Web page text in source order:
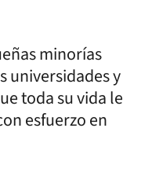
minorías
universidades y
toda su vida le
esfuerzo en